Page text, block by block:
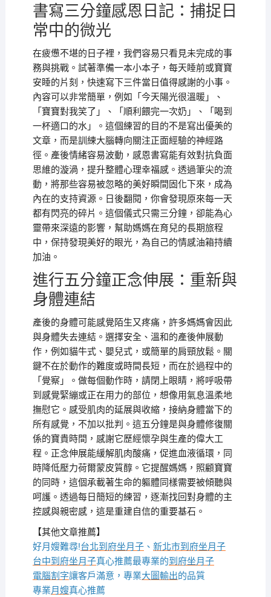
書寫三分鐘感恩日記：捕捉日
常中的微光
在疲憊不堪的日子裡，我們容易只看見未完成的事
務與挑戰。試著準備一本小本子，每天睡前或寶寶
安睡的片刻，快速寫下三件當日值得感謝的小事。
內容可以非常簡單，例如「今天陽光很溫暖」、
「寶寶對我笑了」、「順利餵完一次奶」、「喝到
一杯適口的水」。這個練習的目的不是寫出優美的
文章，而是訓練大腦轉向關注正面經驗的神經路
徑。產後情緒容易波動，感恩書寫能有效對抗負面
思維的漩渦，提升整體心理幸福感。透過筆尖的流
動，將那些容易被忽略的美好瞬間固化下來，成為
內在的支持資源。日後翻閱，你會發現原來每一天
都有閃亮的碎片。這個儀式只需三分鐘，卻能為心
靈帶來深遠的影響，幫助媽媽在育兒的長期旅程
中，保持發現美好的眼光，為自己的情感油箱持續
加油。
進行五分鐘正念伸展：重新與
身體連結
產後的身體可能感覺陌生又疼痛，許多媽媽會因此
與身體失去連結。選擇安全、溫和的產後伸展動
作，例如貓牛式、嬰兒式，或簡單的肩頸放鬆。關
鍵不在於動作的難度或時間長短，而在於過程中的
「覺察」。做每個動作時，請閉上眼睛，將呼吸帶
到感覺緊繃或正在用力的部位，想像用氣息溫柔地
撫慰它。感受肌肉的延展與收縮，接納身體當下的
所有感覺，不加以批判。這五分鐘是與身體修復關
係的寶貴時間，感謝它歷經懷孕與生產的偉大工
程。正念伸展能緩解肌肉酸痛，促進血液循環，同
時降低壓力荷爾蒙皮質醇。它提醒媽媽，照顧寶寶
的同時，這個承載著生命的軀體同樣需要被傾聽與
呵護。透過每日簡短的練習，逐漸找回對身體的主
控感與親密感，這是重建自信的重要基石。
【其他文章推薦】
好月嫂難尋!台北到府坐月子、 新北市到府坐月子
台中到府坐月子真心推薦最專業的到府坐月子
電腦割字讓客戶滿意，專業大圖輸出的品質
專業月嫂真心推薦